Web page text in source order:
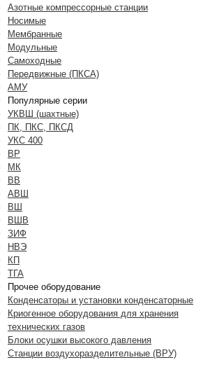
Азотные компрессорные станции
Носимые
Мембранные
Модульные
Самоходные
Передвижные (ПКСА)
АМУ
Популярные серии
УКВШ (шахтные)
ПК, ПКС, ПКСД
УКС 400
ВР
МК
ВВ
АВШ
ВШ
ВШВ
ЗИФ
НВЭ
КП
ТГА
Прочее оборудование
Конденсаторы и установки конденсаторные
Криогенное оборудования для хранения
технических газов
Блоки осушки высокого давления
Станции воздухоразделительные (ВРУ)